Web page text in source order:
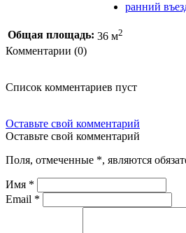
ранний
Общая площадь: 36 м2
Комментарии (0)
Список комментариев пуст
Оставьте свой комментарий
Оставьте свой комментарий
Поля, отмеченные *, являются
Имя *
Email *